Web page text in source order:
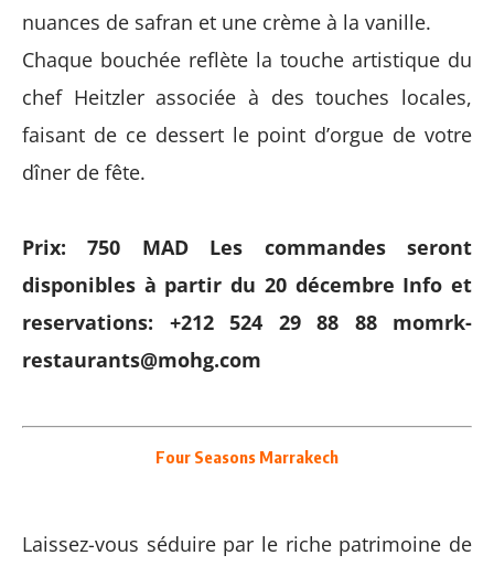
nuances de safran et une crème à la vanille.
Chaque bouchée reflète la touche artistique du
chef Heitzler associée à des touches locales,
faisant de ce dessert le point d’orgue de votre
dîner de fête.
Prix: 750 MAD
Les commandes seront
disponibles à partir du 20 décembre Info et
reservations: +212 524 29 88 88 momrk-
restaurants@mohg.com
Four Seasons Marrakech
Laissez-vous séduire par le riche patrimoine de